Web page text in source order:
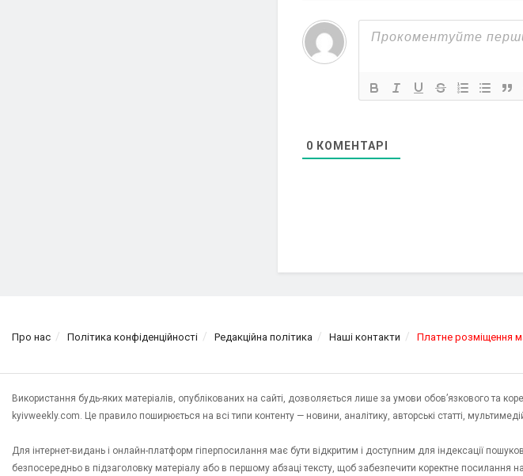
0 КОМЕНТАРІ
Про нас Політика конфіденційності Редакційна політика Наші контакти Платне розміщення
Використання будь-яких матеріалів, опублікованих на сайті, дозволяється лише за умови обов’язкового та
kyivweekly.com. Це правило поширюється на всі типи контенту — новини, аналітику, авторські статті,
Для інтернет-видань і онлайн-платформ гіперпосилання має бути відкритим і доступним для індексації
безпосередньо в підзаголовку матеріалу або в першому абзаці тексту, щоб забезпечити коректне посилання